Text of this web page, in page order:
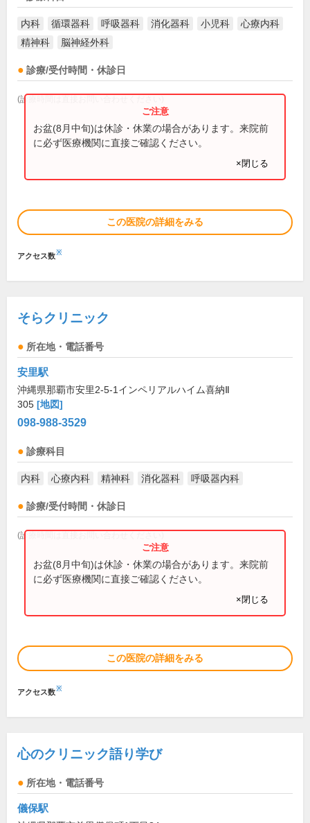
内科 循環器科 呼吸器科 消化器科 小児科
心療内科
精神科
脳神経外科
診療/受付時間・休診日
(診療時間は直接お問い合わせください)
お盆(8月中旬)は休診・休業の場合があります。来院前
に必ず医療機関に直接ご確認ください。
×閉じる
この医院の詳細をみる
アクセス数※
そらクリニック
所在地・電話番号
安里駅
沖縄県那覇市安里2-5-1インペリアルハイム喜納Ⅱ
305 [地図]
098-988-3529
診療科目
内科 心療内科 精神科 消化器科 呼吸器内科
診療/受付時間・休診日
(診療時間は直接お問い合わせください)
お盆(8月中旬)は休診・休業の場合があります。来院前
に必ず医療機関に直接ご確認ください。
×閉じる
この医院の詳細をみる
アクセス数※
心のクリニック語り学び
所在地・電話番号
儀保駅